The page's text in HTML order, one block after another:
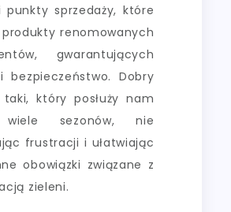
punkty sprzedaży, które
renomowanych
gwarantujących
bezpieczeństwo. Dobry
który posłuży nam
sezonów, nie
frustracji i ułatwiając
obowiązki związane z
zieleni.